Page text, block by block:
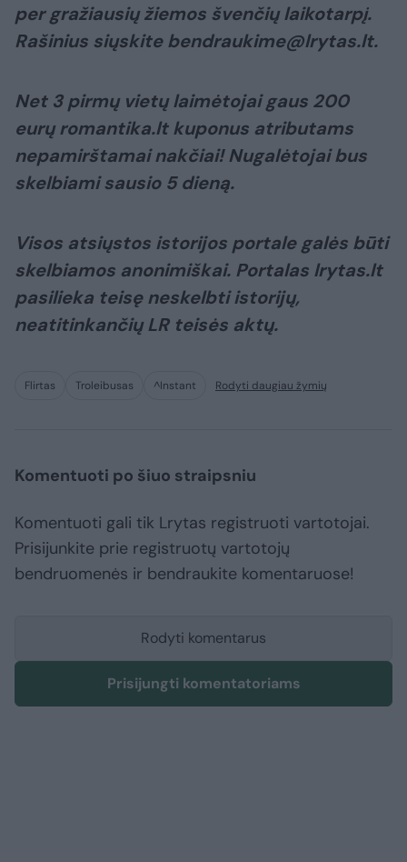
per gražiausių žiemos švenčių laikotarpį.
Rašinius siųskite bendraukime@lrytas.lt.
Net 3 pirmų vietų laimėtojai gaus 200
eurų romantika.lt kuponus atributams
nepamirštamai nakčiai! Nugalėtojai bus
skelbiami sausio 5 dieną.
Visos atsiųstos istorijos portale galės būti
skelbiamos anonimiškai. Portalas lrytas.lt
pasilieka teisę neskelbti istorijų,
neatitinkančių LR teisės aktų.
Flirtas Troleibusas ^Instant Rodyti daugiau žymių
Komentuoti po šiuo straipsniu
Komentuoti gali tik Lrytas registruoti vartotojai.
Prisijunkite prie registruotų vartotojų
bendruomenės ir bendraukite komentaruose!
Rodyti komentarus
Prisijungti komentatoriams